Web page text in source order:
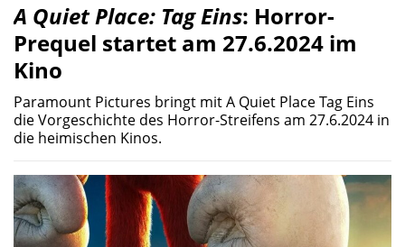
A Quiet Place: Tag Eins: Horror-
Prequel startet am 27.6.2024 im
Kino
Paramount Pictures bringt mit A Quiet Place Tag Eins
die Vorgeschichte des Horror-Streifens am 27.6.2024 in
die heimischen Kinos.